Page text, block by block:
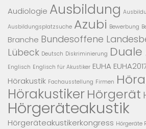
Audiologie Ausbildung
Ausbildungsplatzsuche Azubi Bewerbung
Branche Bundesoffene
Lübeck Deutsch Diskriminierung
Englisch Englisch für Akustiker EUHA
Hörakustik Fachausstellung Firmen
HörakustikerHörgerät
Hörgeräteakustik
Hörgeräteakustikerkongress Hörgeräte